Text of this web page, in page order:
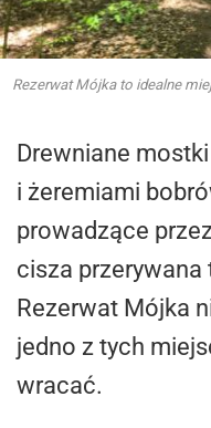
Rezerwat Mójka to idealne
Drewniane
i żeremiami
prowadzące
cisza
Rezerwat Mójka
jedno z tych
wracać.